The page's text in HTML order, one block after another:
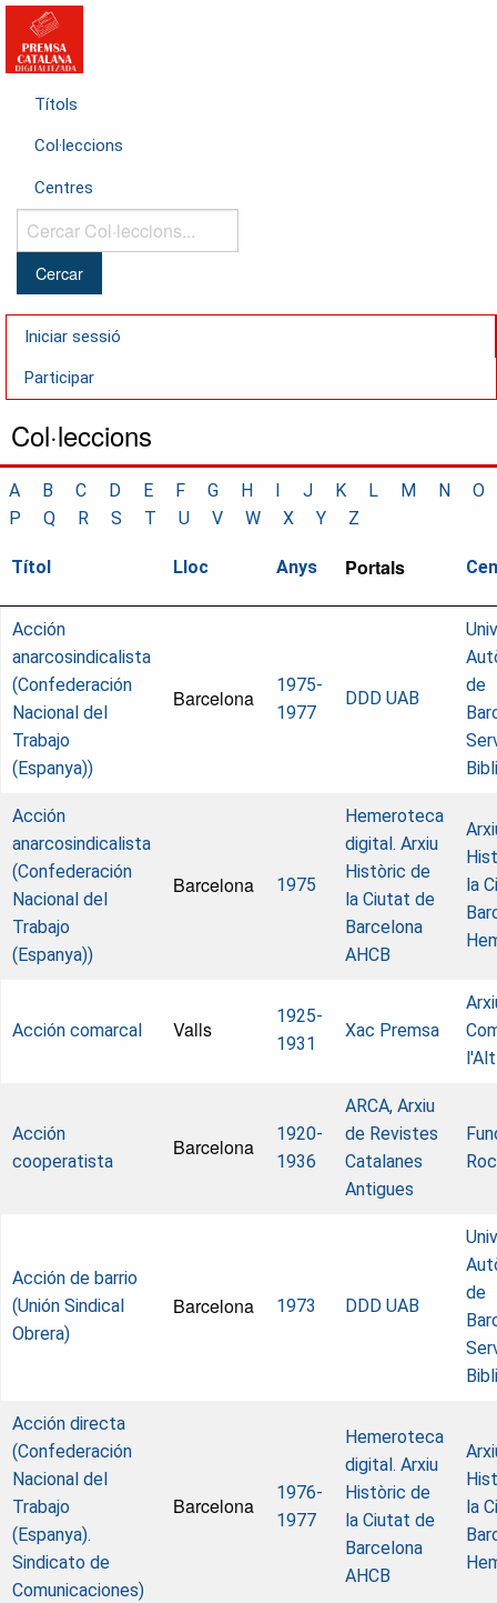
Títols
Col·leccions
Centres
Cercar
Col·leccions...
Iniciar sessió
Participar
Col·leccions
A B C D E F G H I J K L M N
O
P
Q R S T U V W X Y Z
Títol Lloc Anys Portals
Acción
anarcosindicalista
(Confederación
Nacional del
Trabajo
(Espanya))
Barcelona
1975-
1977
DDD UAB
de
Acción
anarcosindicalista
(Confederación
Nacional del
Trabajo
(Espanya))
Barcelona 1975
Hemeroteca
digital. Arxiu
Històric de
la Ciutat de
Barcelona
AHCB
la
Acción comarcal Valls
1925-
1931
Xac Premsa
Acción
cooperatista
Barcelona
1920-
1936
ARCA, Arxiu
de Revistes
Catalanes
Antigues
Acción de barrio
(Unión Sindical
Obrera)
Barcelona 1973 DDD UAB
de
Acción directa
(Confederación
Nacional del
Trabajo
(Espanya).
Sindicato de
Comunicaciones)
Barcelona
1976-
1977
Hemeroteca
digital. Arxiu
Històric de
la Ciutat de
Barcelona
AHCB
la